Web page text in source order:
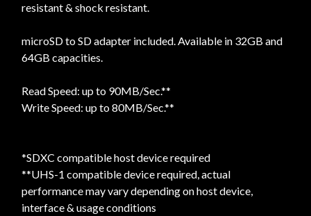
resistant & shock resistant.
microSD to SD adapter included. Available in 32GB and
64GB capacities.
Read Speed: up to 90MB/Sec.**
Write Speed: up to 80MB/Sec.**
*SDXC compatible host device required
**UHS-1 compatible device required, actual
performance may vary depending on host device,
interface & usage conditions